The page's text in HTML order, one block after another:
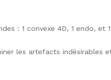
: 1 convexe 4D, 1 endo, et
les artefacts indésirables